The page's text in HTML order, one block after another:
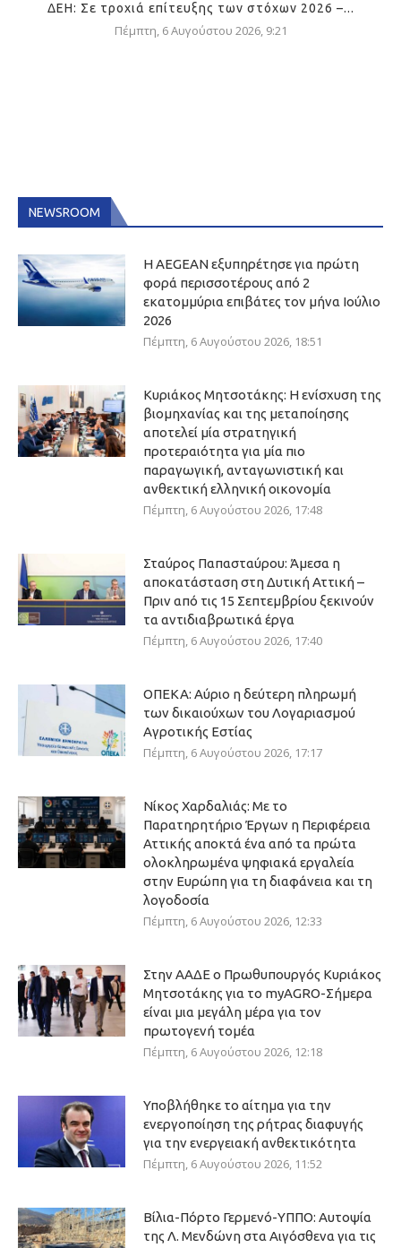
ΔΕΗ: Σε τροχιά επίτευξης των στόχων 2026 –...
Πέμπτη, 6 Αυγούστου 2026, 9:21
NEWSROOM
Η AEGEAN εξυπηρέτησε για πρώτη
φορά περισσοτέρους από 2
εκατομμύρια επιβάτες τον μήνα Ιούλιο
2026
Πέμπτη, 6 Αυγούστου 2026, 18:51
Κυριάκος Μητσοτάκης: Η ενίσχυση της
βιομηχανίας και της μεταποίησης
αποτελεί μία στρατηγική
προτεραιότητα για μία πιο
παραγωγική, ανταγωνιστική και
ανθεκτική ελληνική οικονομία
Πέμπτη, 6 Αυγούστου 2026, 17:48
Σταύρος Παπασταύρου: Άμεσα η
αποκατάσταση στη Δυτική Αττική –
Πριν από τις 15 Σεπτεμβρίου ξεκινούν
τα αντιδιαβρωτικά έργα
Πέμπτη, 6 Αυγούστου 2026, 17:40
ΟΠΕΚΑ: Αύριο η δεύτερη πληρωμή
των δικαιούχων του Λογαριασμού
Αγροτικής Εστίας
Πέμπτη, 6 Αυγούστου 2026, 17:17
Νίκος Χαρδαλιάς: Με το
Παρατηρητήριο Έργων η Περιφέρεια
Αττικής αποκτά ένα από τα πρώτα
ολοκληρωμένα ψηφιακά εργαλεία
στην Ευρώπη για τη διαφάνεια και τη
λογοδοσία
Πέμπτη, 6 Αυγούστου 2026, 12:33
Στην ΑΑΔΕ ο Πρωθυπουργός Κυριάκος
Μητσοτάκης για το myAGRO-Σήμερα
είναι μια μεγάλη μέρα για τον
πρωτογενή τομέα
Πέμπτη, 6 Αυγούστου 2026, 12:18
Υποβλήθηκε το αίτημα για την
ενεργοποίηση της ρήτρας διαφυγής
για την ενεργειακή ανθεκτικότητα
Πέμπτη, 6 Αυγούστου 2026, 11:52
Βίλια-Πόρτο Γερμενό-ΥΠΠΟ: Αυτοψία
της Λ. Μενδώνη στα Αιγόσθενα για τις